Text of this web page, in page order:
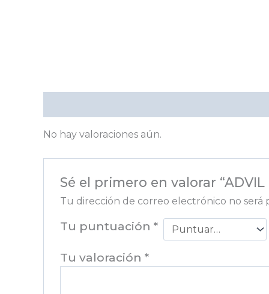
No hay valoraciones aún.
Sé el primero en valorar “ADVIL
Tu dirección de correo electrónico no será
Tu puntuación *
Tu valoración *